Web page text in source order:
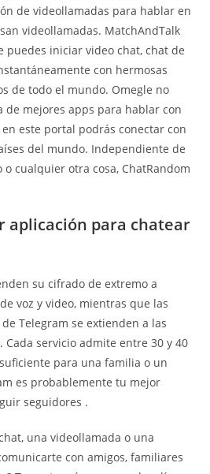
de videollamadas para hablar en
videollamadas. MatchAndTalk
puedes iniciar video chat, chat de
con hermosas
de todo el mundo. Omegle no
de mejores apps para hablar con
este portal podrás conectar con
del mundo. Independiente de
cualquier otra cosa, ChatRandom
aplicación para chatear
su cifrado de extremo a
voz y video, mientras que las
Telegram se extienden a las
Cada servicio admite entre 30 y 40
para una familia o un
es probablemente tu mejor
seguidores .
una videollamada o una
con amigos, familiares